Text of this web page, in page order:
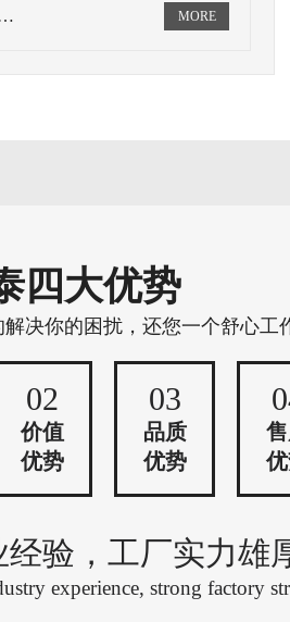
…
四大优势
决你的困扰，还您一个舒心工
02
价值
优势
03
品质
优势
经验，工厂实力雄
experience, strong factory